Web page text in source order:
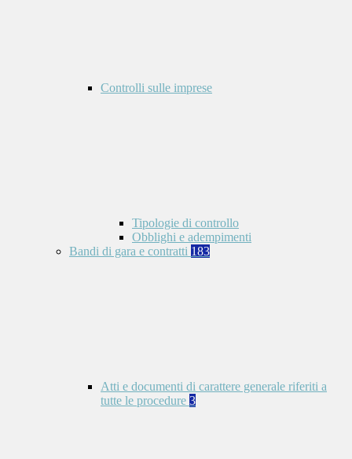
Controlli sulle imprese
Tipologie di controllo
Obblighi e adempimenti
Bandi di gara e contratti 183
Atti e documenti di carattere generale riferiti a
tutte le procedure 3